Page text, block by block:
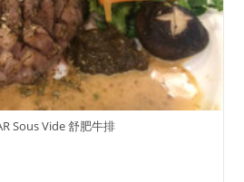
Sous Vide 舒肥牛排